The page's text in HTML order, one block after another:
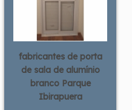
fabricantes de porta
de sala de alumínio
branco Parque
Ibirapuera